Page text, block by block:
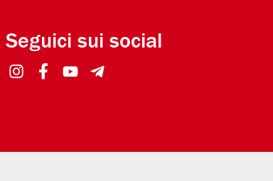
Seguici sui social